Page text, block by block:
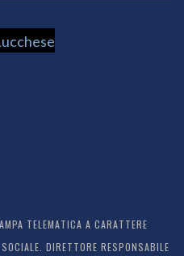
TELEMATICA A CARATTERE
DIRETTORE RESPONSABILE